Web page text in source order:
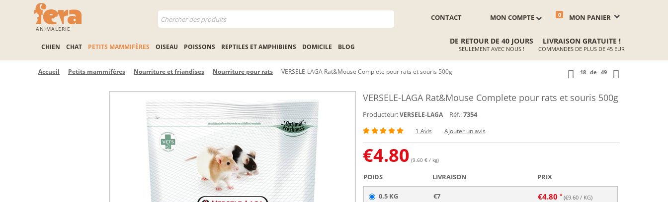
ANIMALERIE
MON PANIER
0
MON COMPTE
CONTACT
CHIEN CHAT PETITS MAMMIFÈRES OISEAU POISSONS REPTILES ET AMPHIBIENS DOMICILE BLOG
DE RETOUR DE 40 JOURS
SEULEMENT AVEC NOUS !
LIVRAISON GRATUITE !
COMMANDES DE PLUS DE 45 EUR
Accueil Petits mammifères Nourriture et friandises Nourriture pour rats VERSELE-LAGA Rat&Mouse Complete pour rats et souris 500g 18 de 49
VERSELE-LAGA Rat&Mouse Complete pour rats et souris 500g
Producteur: VERSELE-LAGA Réf.:7354
1 Avis Ajouter un avis
€4.80 (9.60 € / kg)
POIDS LIVRAISON PRIX
0.5 KG €7 €4.80 (€9.60/ KG)